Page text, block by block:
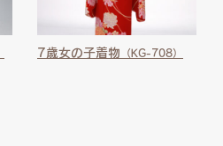
7歳女の子着物 （KG-708）